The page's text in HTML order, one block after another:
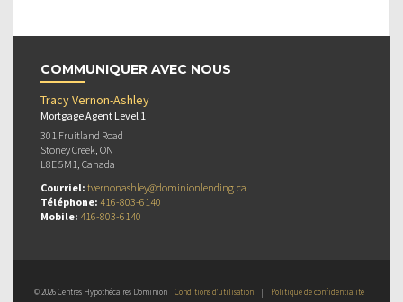
COMMUNIQUER AVEC NOUS
Tracy Vernon-Ashley
Mortgage Agent Level 1
301 Fruitland Road
Stoney Creek, ON
L8E 5M1, Canada
Courriel: tvernonashley@dominionlending.ca
Téléphone: 416-803-6140
Mobile: 416-803-6140
© 2026 Centres Hypothécaires Dominion Conditions d’utilisation | Politique de confidentialité